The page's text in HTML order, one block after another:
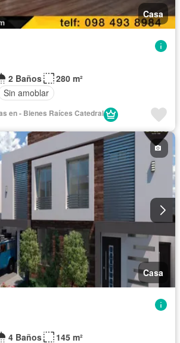
Casa
2 Baños
280 m²
Sin amoblar
en - Bienes Raíces Catedral
Casa
4 Baños
145 m²